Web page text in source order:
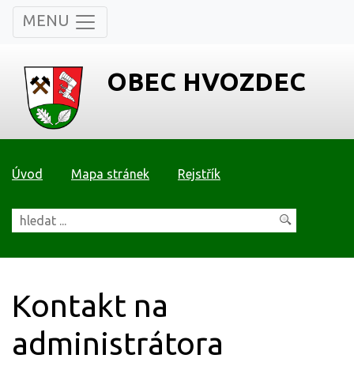
MENU
OBEC HVOZDEC
Úvod Mapa stránek Rejstřík
Kontakt na
administrátora